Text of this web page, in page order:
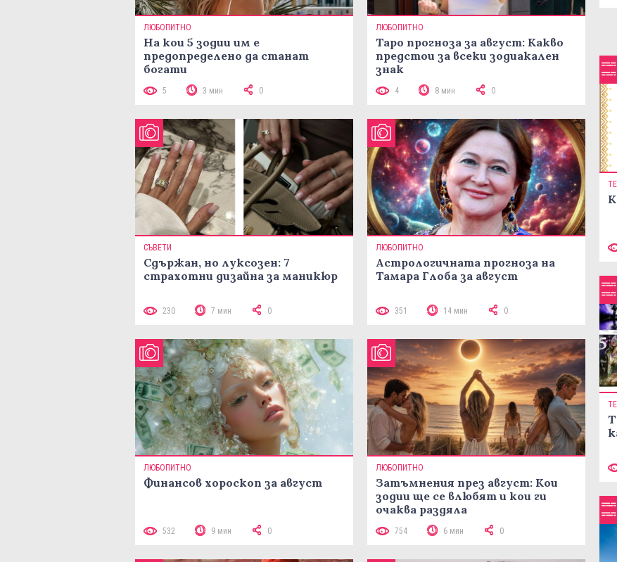
ЛЮБОПИТНО
На кои 5 зодии им е
предопределено да станат
богати
5 3 мин 0
ЛЮБОПИТНО
Таро прогноза за август: Какво
предстои за всеки зодиакален
знак
4 8 мин 0
СЪВЕТИ
Сдържан, но луксозен: 7
страхотни дизайна за маникюр
230 7 мин 0
ЛЮБОПИТНО
Астрологичната прогноза на
Тамара Глоба за август
351 14 мин 0
ЛЮБОПИТНО
Финансов хороскоп за август
532 9 мин 0
ЛЮБОПИТНО
Затъмнения през август: Кои
зодии ще се влюбят и кои ги
очаква раздяла
754 6 мин 0